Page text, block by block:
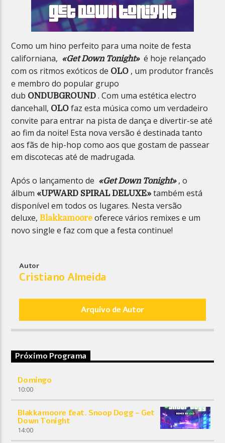
Como um hino perfeito para uma noite de festa
californiana, «Get Down Tonight»é hoje relançado
com os ritmos exóticos de OLO , um produtor francês
e membro do popular grupo
dub ONDUBGROUND . Com uma estética electro
dancehall, OLO faz esta música como um verdadeiro
convite para entrar na pista de dança e divertir-se até
ao fim da noite! Esta nova versão é destinada tanto
aos fãs de hip-hop como aos que gostam de passear
em discotecas até de madrugada.
Após o lançamento de «Get Down Tonight», o
álbum «UPWARD SPIRAL DELUXE»também está
disponível em todos os lugares. Nesta versão
deluxe,Blakkamoore oferece vários remixes e um
novo single e faz com que a festa continue!
Autor
Cristiano Almeida
Arquivo de Autor
Próximo Programa
Domingo
10:00
Blakkamoore feat. Snoop Dogg – Get
Down Tonight
14:00